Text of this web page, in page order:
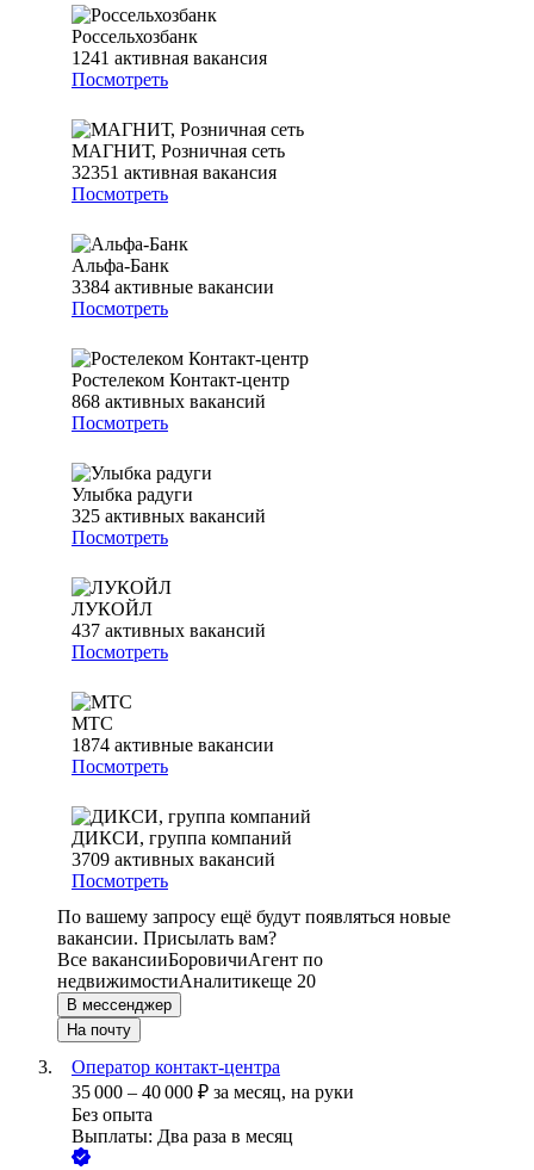
Россельхозбанк
1241 активная вакансия
Посмотреть
МАГНИТ, Розничная сеть
32351 активная вакансия
Посмотреть
Альфа-Банк
3384 активные вакансии
Посмотреть
Ростелеком Контакт-центр
868 активных вакансий
Посмотреть
Улыбка радуги
325 активных вакансий
Посмотреть
ЛУКОЙЛ
437 активных вакансий
Посмотреть
МТС
1874 активные вакансии
Посмотреть
ДИКСИ, группа компаний
3709 активных вакансий
Посмотреть
По вашему запросу ещё будут появляться новые
вакансии. Присылать вам?
Все вакансииБоровичиАгент по
недвижимостиАналитикеще 20
В мессенджер
На почту
Оператор контакт-центра
35 000 – 40 000 ₽ за месяц, на руки
Без опыта
Выплаты: Два раза в месяц